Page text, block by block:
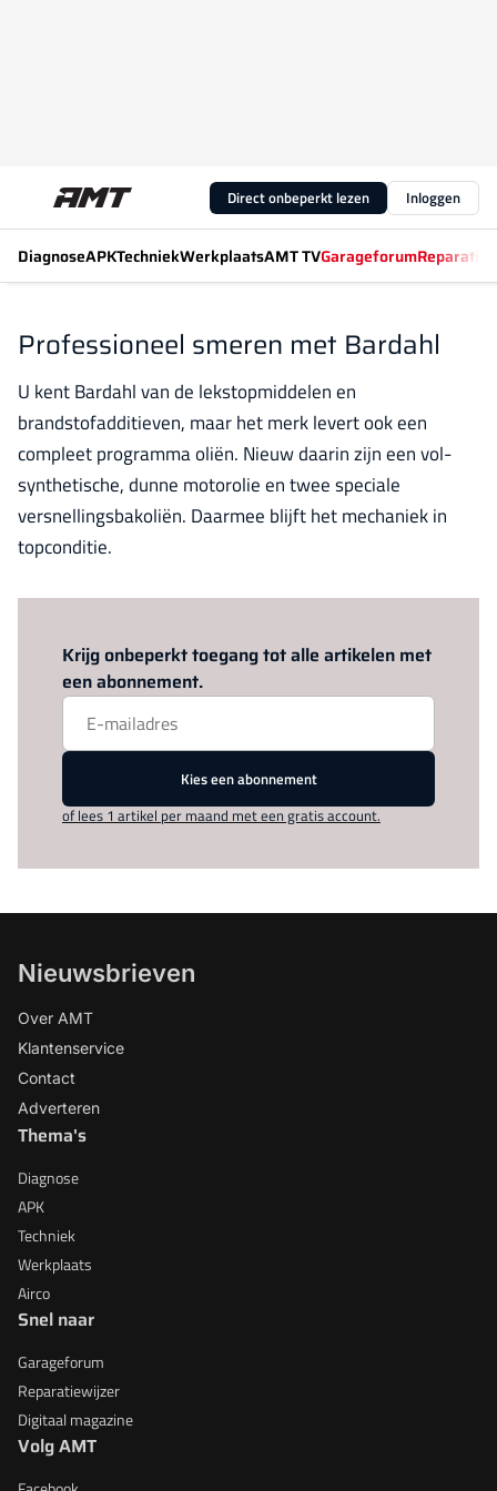
Direct onbeperkt lezen Inloggen
DiagnoseAPKTechniekWerkplaatsAMT TVGarageforum
Professioneel smeren met Bardahl
U kent Bardahl van de lekstopmiddelen en
brandstofadditieven, maar het merk levert ook een
compleet programma oliën. Nieuw daarin zijn een vol-
synthetische, dunne motorolie en twee speciale
versnellingsbakoliën. Daarmee blijft het mechaniek in
topconditie.
Krijg onbeperkt toegang tot alle artikelen met
een abonnement.
Kies een abonnement
of lees 1 artikel per maand met een gratis account.
Nieuwsbrieven
Over AMT
Klantenservice
Contact
Adverteren
Thema's
Diagnose
APK
Techniek
Werkplaats
Airco
Snel naar
Garageforum
Reparatiewijzer
Digitaal magazine
Volg AMT